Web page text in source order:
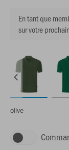
En tant que
sur votre
olive